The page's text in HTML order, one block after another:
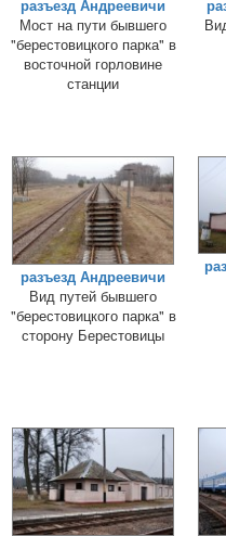
разъезд Андреевичи
Мост на пути бывшего
"берестовицкого парка" в
восточной горловине
станции
разъезд Андреевичи
Вид путей бывшего
"берестовицкого парка" в
сторону Берестовицы